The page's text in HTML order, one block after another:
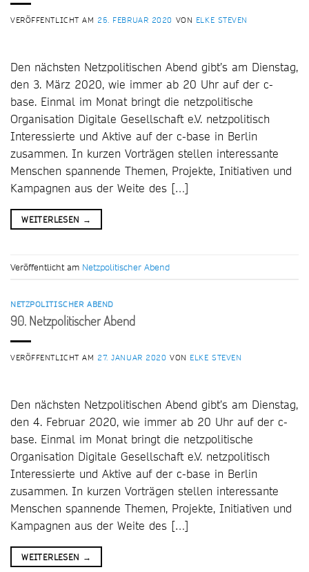
VERÖFFENTLICHT AM 25. FEBRUAR 2020 VON ELKE STEVEN
Den nächsten Netzpolitischen Abend gibt’s am Dienstag,
den 3. März 2020, wie immer ab 20 Uhr auf der c-
base. Einmal im Monat bringt die netzpolitische
Organisation Digitale Gesellschaft e.V. netzpolitisch
Interessierte und Aktive auf der c-base in Berlin
zusammen. In kurzen Vorträgen stellen interessante
Menschen spannende Themen, Projekte, Initiativen und
Kampagnen aus der Weite des […]
WEITERLESEN →
Veröffentlicht am Netzpolitischer Abend
NETZPOLITISCHER ABEND
90. Netzpolitischer Abend
VERÖFFENTLICHT AM 27. JANUAR 2020 VON ELKE STEVEN
Den nächsten Netzpolitischen Abend gibt’s am Dienstag,
den 4. Februar 2020, wie immer ab 20 Uhr auf der c-
base. Einmal im Monat bringt die netzpolitische
Organisation Digitale Gesellschaft e.V. netzpolitisch
Interessierte und Aktive auf der c-base in Berlin
zusammen. In kurzen Vorträgen stellen interessante
Menschen spannende Themen, Projekte, Initiativen und
Kampagnen aus der Weite des […]
WEITERLESEN →